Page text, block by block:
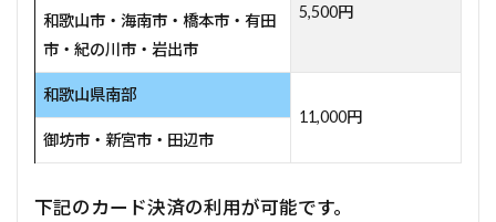
5,500円
和歌山市・海南市・橋本市・有田
市・紀の川市・岩出市
和歌山県南部
11,000円
御坊市・新宮市・田辺市
下記のカード決済の利用が可能です。